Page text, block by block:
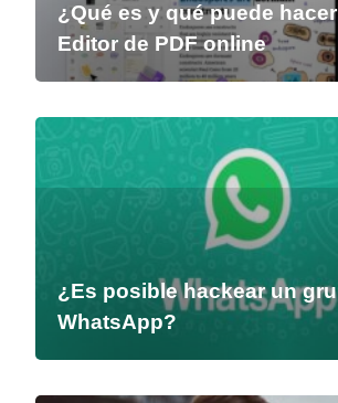
¿Qué es y qué puede
Editor de PDF online
¿Es posible hackear un
WhatsApp?